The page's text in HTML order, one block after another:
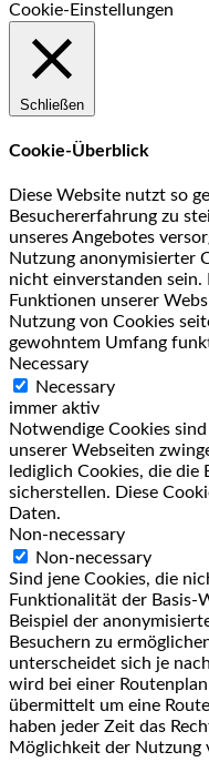
Cookie-Einstellungen
Schließen
Cookie-Überblick
Diese Website nutzt so
Besuchererfahrung zu
unseres Angebotes
Nutzung anonymisierter
nicht einverstanden sein.
Funktionen unserer
Nutzung von Cookies
gewohntem Umfang
Necessary
Necessary
immer aktiv
Notwendige Cookies
unserer Webseiten
lediglich Cookies, die
sicherstellen. Diese
Daten.
Non-necessary
Non-necessary
Sind jene Cookies, die
Funktionalität der Basis-
Beispiel der
Besuchern zu
unterscheidet sich je
wird bei einer
übermittelt um eine
haben jeder Zeit das
Möglichkeit der Nutzung